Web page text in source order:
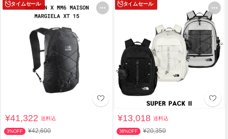
タイムセール
¥41,322送料込
3%OFF ¥42,600
タイムセール
¥13,018送料込
36%OFF ¥20,350